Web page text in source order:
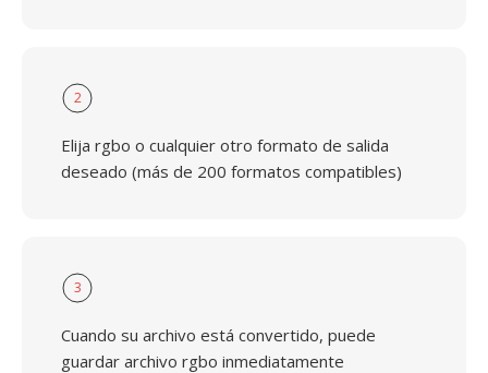
2
Elija rgbo o cualquier otro formato de salida
deseado (más de 200 formatos compatibles)
3
Cuando su archivo está convertido, puede
guardar archivo rgbo inmediatamente